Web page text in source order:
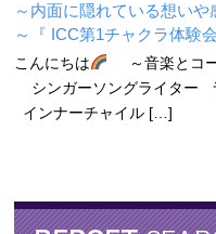
～内面に隠れている想い
～『 ICC第1チャクラ体験
こんにちは
～音楽とコー
シンガーソングライター
インナーチャイル […]